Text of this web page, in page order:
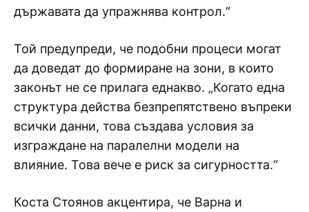
държавата да упражнява контрол.“
Той предупреди, че подобни процеси могат
да доведат до формиране на зони, в които
законът не се прилага еднакво. „Когато една
структура действа безпрепятствено въпреки
всички данни, това създава условия за
изграждане на паралелни модели на
влияние. Това вече е риск за сигурността.“
Коста Стоянов акцентира, че Варна и